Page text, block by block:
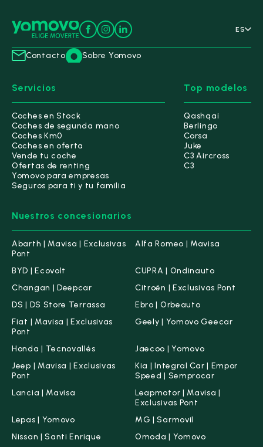
ES
Contacto Sobre Yomovo
Servicios
Coches en Stock
Coches de segunda mano
Coches Km0
Coches en oferta
Vende tu coche
Ofertas de renting
Yomovo para empresas
Seguros para ti y tu familia
Top modelos
Qashqai
Berlingo
Corsa
Juke
C3 Aircross
C3
Nuestros concesionarios
Abarth | Mavisa | Exclusivas
Pont
Alfa Romeo | Mavisa
BYD | Ecovolt
CUPRA | Ondinauto
Changan | Deepcar
Citroën | Exclusivas Pont
DS | DS Store Terrassa
Ebro | Orbeauto
Fiat | Mavisa | Exclusivas
Pont
Geely | Yomovo Geecar
Honda | Tecnovallés
Jaecoo | Yomovo
Jeep | Mavisa | Exclusivas
Pont
Kia | Integral Car | Empor
Speed | Semprocar
Lancia | Mavisa
Leapmotor | Mavisa |
Exclusivas Pont
Lepas | Yomovo
MG | Sarmovil
Nissan | Santi Enrique
Omoda | Yomovo